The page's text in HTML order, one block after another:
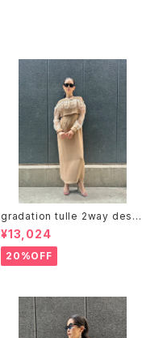
gradation tulle 2way desig
n one-piece ワンピース ドレ
ス トップス 2点セット チュール
重ね着
¥13,024
20%OFF